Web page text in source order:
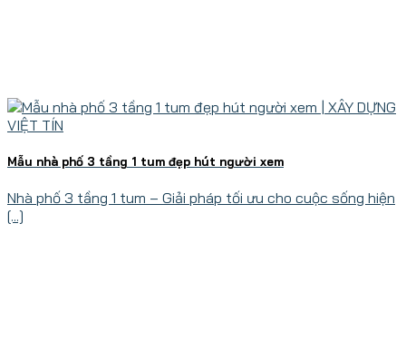
Mẫu nhà phố 3 tầng 1 tum đẹp hút người xem
Nhà phố 3 tầng 1 tum – Giải pháp tối ưu cho cuộc sống hiện
[...]